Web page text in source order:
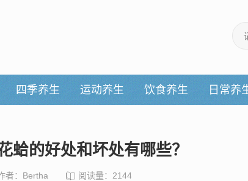
四季养生 运动养生 饮食养生 日常养
蛤的好处和坏处有哪些？
者：Bertha 阅读量：2144